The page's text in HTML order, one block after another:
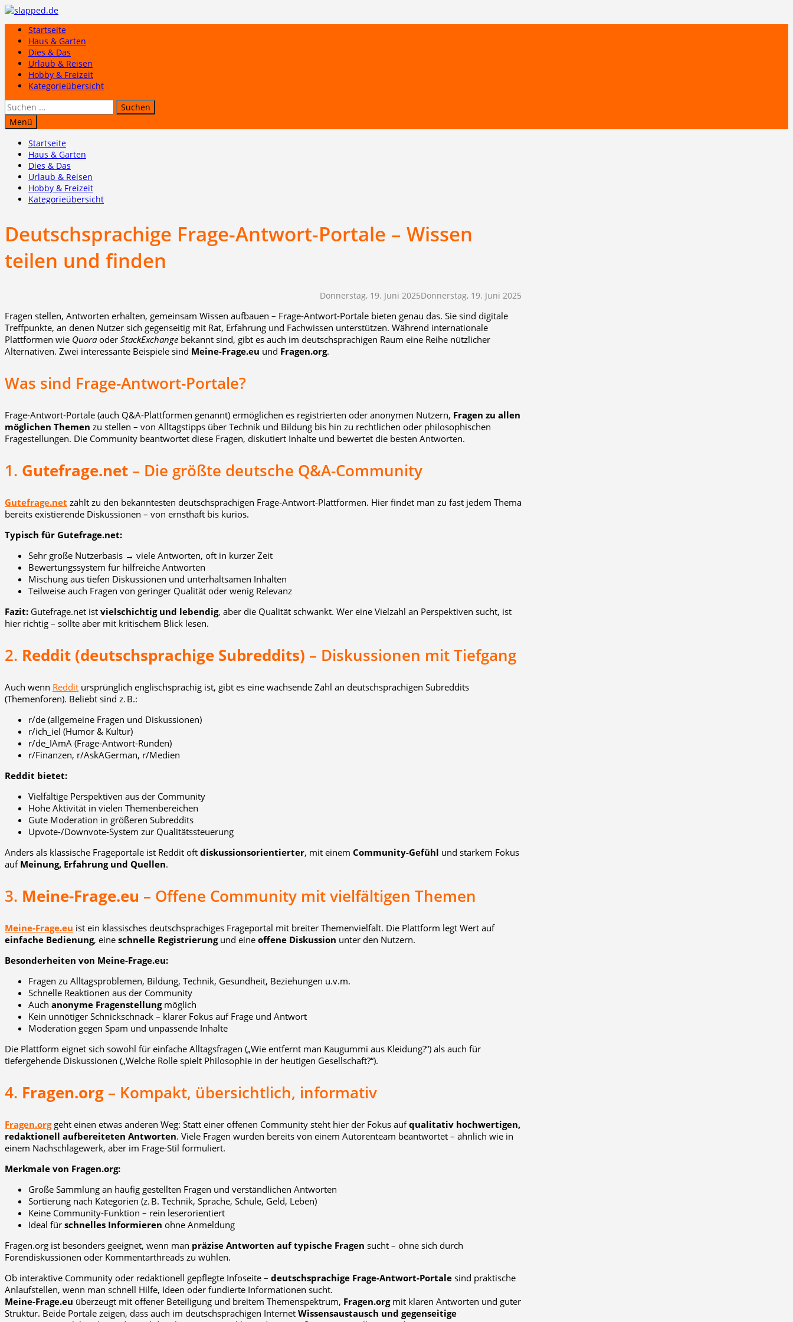
Zum
springenStartseite
Haus & Garten
Dies & Das
Urlaub & Reisen
Hobby & Freizeit
Kategorieübersicht
Suchen
nach:
Menü
Startseite
Haus & Garten
Dies & Das
Urlaub & Reisen
Hobby & Freizeit
Kategorieübersicht
Deutschsprachige Frage-Antwort-Portale – Wissen
teilen und finden
Donnerstag, 19. Juni 2025Donnerstag, 19. Juni 2025
Fragen stellen, Antworten erhalten, gemeinsam Wissen aufbauen – Frage-Antwort-Portale bieten genau das. Sie sind digitale
Treffpunkte, an denen Nutzer sich gegenseitig mit Rat, Erfahrung und Fachwissen unterstützen. Während internationale
Plattformen wie Quora oder StackExchange bekannt sind, gibt es auch im deutschsprachigen Raum eine Reihe nützlicher
Alternativen. Zwei interessante Beispiele sind Meine-Frage.eu und Fragen.org.
Was sind Frage-Antwort-Portale?
Frage-Antwort-Portale (auch Q&A-Plattformen genannt) ermöglichen es registrierten oder anonymen Nutzern, Fragen zu allen
möglichen Themen zu stellen – von Alltagstipps über Technik und Bildung bis hin zu rechtlichen oder philosophischen
Fragestellungen. Die Community beantwortet diese Fragen, diskutiert Inhalte und bewertet die besten Antworten.
1. Gutefrage.net – Die größte deutsche Q&A-Community
Gutefrage.net zählt zu den bekanntesten deutschsprachigen Frage-Antwort-Plattformen. Hier findet man zu fast jedem Thema
bereits existierende Diskussionen – von ernsthaft bis kurios.
Typisch für Gutefrage.net:
Sehr große Nutzerbasis → viele Antworten, oft in kurzer Zeit
Bewertungssystem für hilfreiche Antworten
Mischung aus tiefen Diskussionen und unterhaltsamen Inhalten
Teilweise auch Fragen von geringer Qualität oder wenig Relevanz
Fazit: Gutefrage.net ist vielschichtig und lebendig, aber die Qualität schwankt. Wer eine Vielzahl an Perspektiven sucht, ist
hier richtig – sollte aber mit kritischem Blick lesen.
2. Reddit (deutschsprachige Subreddits) – Diskussionen mit Tiefgang
Auch wenn Reddit ursprünglich englischsprachig ist, gibt es eine wachsende Zahl an deutschsprachigen Subreddits
(Themenforen). Beliebt sind z. B.:
r/de (allgemeine Fragen und Diskussionen)
r/ich_iel (Humor & Kultur)
r/de_IAmA (Frage-Antwort-Runden)
r/Finanzen, r/AskAGerman, r/Medien
Reddit bietet:
Vielfältige Perspektiven aus der Community
Hohe Aktivität in vielen Themenbereichen
Gute Moderation in größeren Subreddits
Upvote-/Downvote-System zur Qualitätssteuerung
Anders als klassische Frageportale ist Reddit oft diskussionsorientierter, mit einem Community-Gefühl und starkem Fokus
auf Meinung, Erfahrung und Quellen.
3. Meine-Frage.eu – Offene Community mit vielfältigen Themen
Meine-Frage.eu ist ein klassisches deutschsprachiges Frageportal mit breiter Themenvielfalt. Die Plattform legt Wert auf
einfache Bedienung, eine schnelle Registrierungund eine offene Diskussion unter den Nutzern.
Besonderheiten von Meine-Frage.eu:
Fragen zu Alltagsproblemen, Bildung, Technik, Gesundheit, Beziehungen u.v.m.
Schnelle Reaktionen aus der Community
Auch anonyme Fragenstellungmöglich
Kein unnötiger Schnickschnack – klarer Fokus auf Frage und Antwort
Moderation gegen Spam und unpassende Inhalte
Die Plattform eignet sich sowohl für einfache Alltagsfragen („Wie entfernt man Kaugummi aus Kleidung?“) als auch für
tiefergehende Diskussionen („Welche Rolle spielt Philosophie in der heutigen Gesellschaft?“).
4. Fragen.org – Kompakt, übersichtlich, informativ
Fragen.orggeht einen etwas anderen Weg: Statt einer offenen Community steht hier der Fokus aufqualitativ hochwertigen,
redaktionell aufbereiteten Antworten. Viele Fragen wurden bereits von einem Autorenteam beantwortet – ähnlich wie in
einem Nachschlagewerk, aber im Frage-Stil formuliert.
Merkmale von Fragen.org:
Große Sammlung an häufig gestellten Fragen und verständlichen Antworten
Sortierung nach Kategorien (z. B. Technik, Sprache, Schule, Geld, Leben)
Keine Community-Funktion – rein leserorientiert
Ideal für schnelles Informieren ohne Anmeldung
Fragen.org ist besonders geeignet, wenn man präzise Antworten auf typische Fragen sucht – ohne sich durch
Forendiskussionen oder Kommentarthreads zu wühlen.
Ob interaktive Community oder redaktionell gepflegte Infoseite – deutschsprachige Frage-Antwort-Portale sind praktische
Anlaufstellen, wenn man schnell Hilfe, Ideen oder fundierte Informationen sucht.
Meine-Frage.eu überzeugt mit offener Beteiligung und breitem Themenspektrum, Fragen.orgmit klaren Antworten und guter
Struktur. Beide Portale zeigen, dass auch im deutschsprachigen Internet Wissensaustausch und gegenseitige